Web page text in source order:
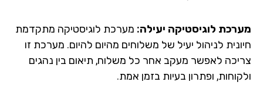
לוגיסטיקה יעילה:מערכת לוגיסטיקה מתקדמת
לניהול יעיל של משלוחים מהיום להיום. מערכת זו
לאפשר מעקב אחר כל משלוח, תיאום בין נהגים
ופתרון בעיות בזמן אמת.